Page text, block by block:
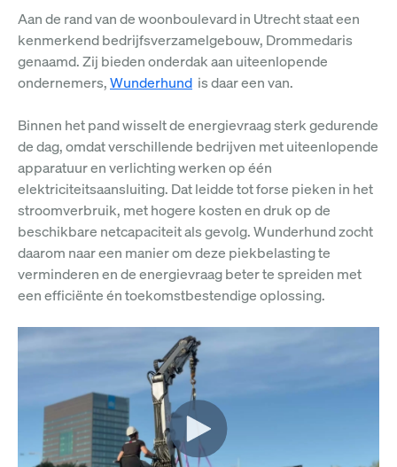
Aan de rand van de woonboulevard in Utrecht staat een
kenmerkend bedrijfsverzamelgebouw, Drommedaris
genaamd. Zij bieden onderdak aan uiteenlopende
ondernemers,Wunderhund is daar een van.
Binnen het pand wisselt de energievraag sterk gedurende
de dag, omdat verschillende bedrijven met uiteenlopende
apparatuur en verlichting werken op één
elektriciteitsaansluiting. Dat leidde tot forse pieken in het
stroomverbruik, met hogere kosten en druk op de
beschikbare netcapaciteit als gevolg. Wunderhund zocht
daarom naar een manier om deze piekbelasting te
verminderen en de energievraag beter te spreiden met
een efficiënte én toekomstbestendige oplossing.